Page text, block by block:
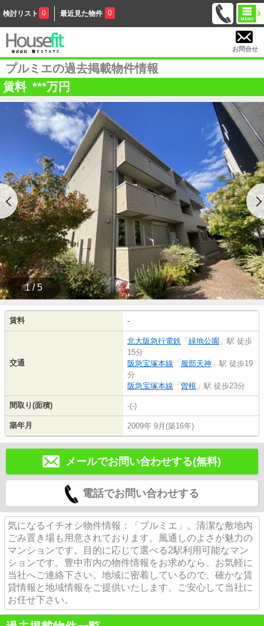
検討リスト 0 最近見た物件 0
お問合せ
プルミエの過去掲載物件情報
賃料 ***万円
1 / 5
賃料 -
交通
北大阪急行電鉄 「 緑地公園 」駅 徒歩
15分
阪急宝塚本線 「 服部天神 」駅 徒歩19
分
阪急宝塚本線 「 曽根 」駅 徒歩23分
間取り(面積) -(-)
築年月 2009年 9月(築16年)
メールでお問い合わせする(無料)
電話でお問い合わせする
気になるイチオシ物件情報：「プルミエ」。清潔な敷地内
ごみ置き場も用意されております。風通しのよさが魅力の
マンションです。目的に応じて選べる2駅利用可能なマン
ションです。豊中市内の物件情報をお求めなら、お気軽に
当社へご連絡下さい。地域に密着しているので、確かな賃
貸情報と地域情報をご提供いたします。ご安心して当社に
お任せ下さい。